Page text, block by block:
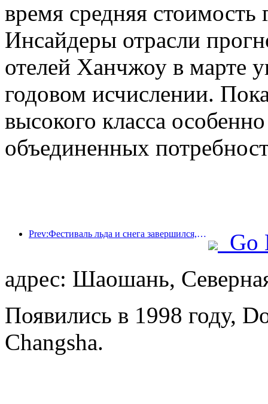
время средняя
Инсайдеры отрасли
отелей Ханчжоу в марте
годовом исчислении.
высокого класса
объединенных
Prev:Фестиваль льда и снега завершился, и Yun Hotel забрал домой первую волну «богатства» в 2025 году.
Go
адрес: Шаошань,
Появились в 1998 году,
Changsha.